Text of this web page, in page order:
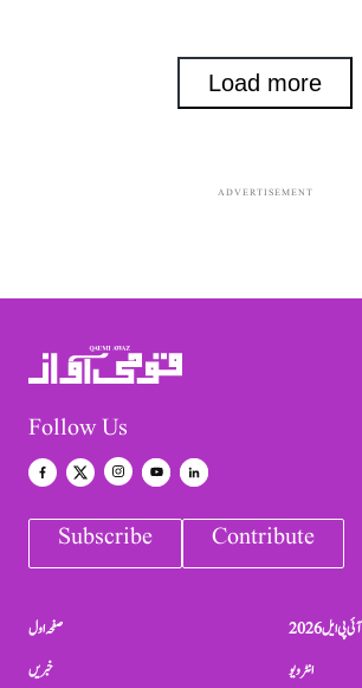
Load more
ADVERTISEMENT
Follow Us
Subscribe Contribute
صفحہ اول
خبریں
آئی پی ایل 2026
انٹرویو